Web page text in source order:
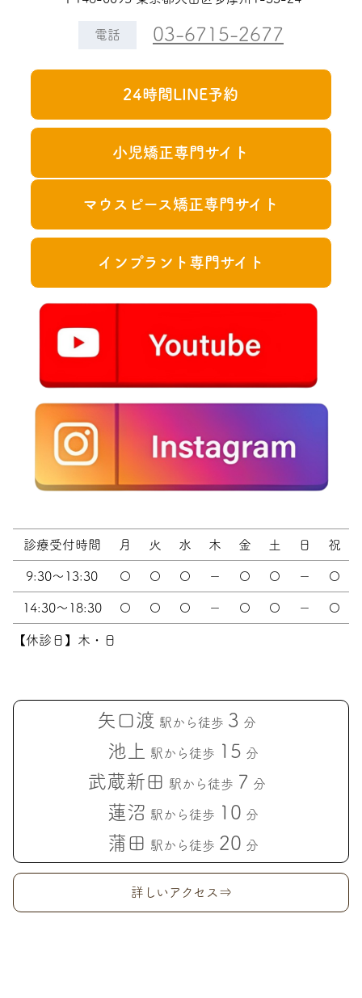
電話 03-6715-2677
24時間LINE予約
小児矯正専門サイト
マウスピース矯正専門サイト
インプラント専門サイト
診療受付時間 月 火 水 木 金 土 日 祝
9:30～13:30 〇 〇 〇 － 〇 〇 － 〇
14:30～18:30 〇 〇 〇 － 〇 〇 － 〇
【休診日】木・日
矢口渡 駅から徒歩 3 分
池上 駅から徒歩 15 分
武蔵新田 駅から徒歩 7 分
蓮沼 駅から徒歩 10 分
蒲田 駅から徒歩 20 分
詳しいアクセス⇒